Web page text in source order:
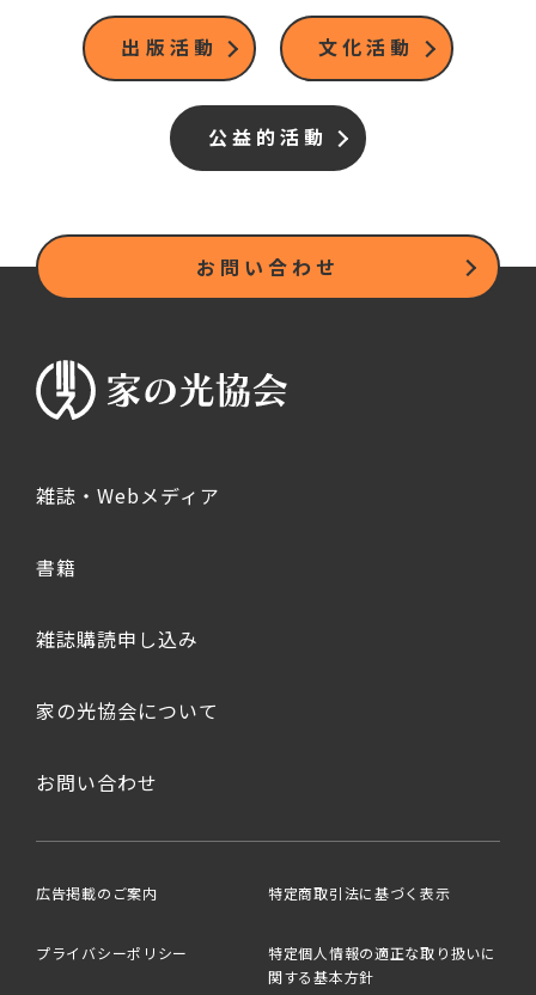
出版活動 文化活動
公益的活動
お問い合わせ
雑誌・Webメディア
書籍
雑誌購読申し込み
家の光協会について
お問い合わせ
広告掲載のご案内 特定商取引法に基づく表示
プライバシーポリシー
特定個人情報の適正な取り扱いに
関する基本方針